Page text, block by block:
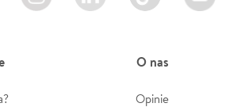
O nas
Opinie